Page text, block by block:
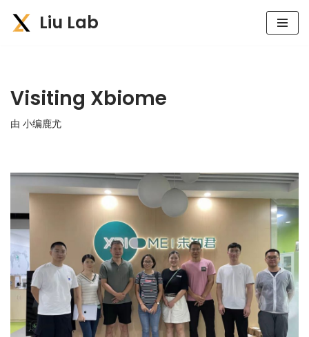
Liu Lab
Visiting Xbiome
由 小编鹿尤